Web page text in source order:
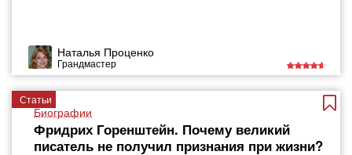
Наталья Проценко
Грандмастер
Статьи
Биографии
Фридрих Горенштейн. Почему великий
писатель не получил признания при жизни?